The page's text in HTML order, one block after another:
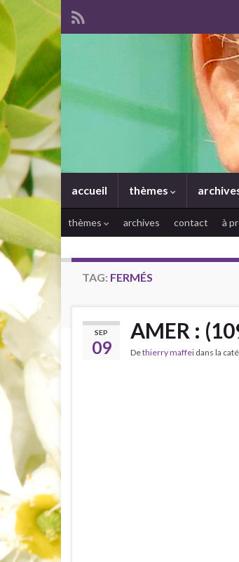
accueil thèmes
thèmes archives contact à
TAG: FERMÉS
SEP
09
AMER :
Dethierry maffei dans la